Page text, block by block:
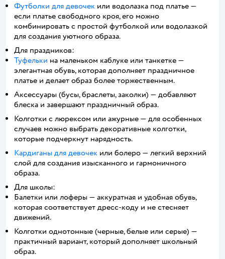
Футболки для девочек или водолазка под платье —
если платье свободного кроя, его можно
комбинировать с простой футболкой или водолазкой
для создания уютного образа.
Для праздников:
Туфельки на маленьком каблуке или танкетке —
элегантная обувь, которая дополняет праздничное
платье и делает образ более торжественным.
Аксессуары (бусы, браслеты, заколки) — добавляют
блеска и завершают праздничный образ.
Колготки с люрексом или ажурные — для особенных
случаев можно выбрать декоративные колготки,
которые подчеркнут нарядность.
Кардиганы для девочек или болеро — легкий верхний
слой для создания изысканного и гармоничного
образа.
Для школы:
Балетки или лоферы — аккуратная и удобная обувь,
которая соответствует дресс-коду и не стесняет
движений.
Колготки однотонные (черные, белые или серые) —
практичный вариант, который дополняет школьный
образ.